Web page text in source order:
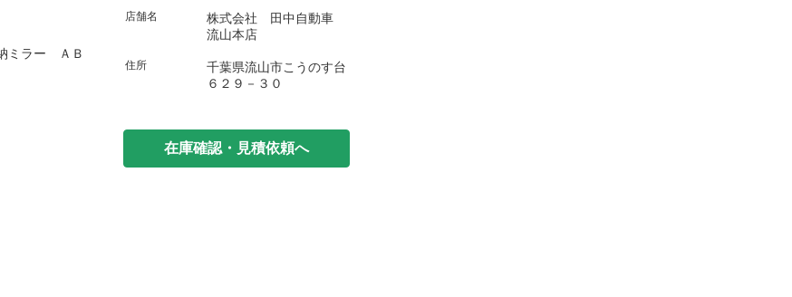
ミラー ＡＢ
店舗名
株式会社 田中自動車
流山本店
住所
千葉県流山市こうのす台
６２９－３０
在庫確認・見積依頼へ